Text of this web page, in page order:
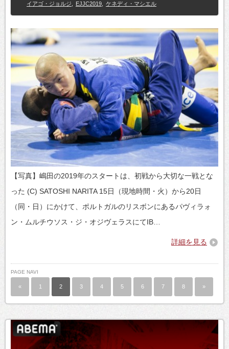
イアゴ・ジョルジ
EJJC2019 ケネディ・マシエル
【写真】嶋田の2019年のスタートは、初戦から大切な一戦とな
った (C) SATOSHI NARITA 15日（現地時間・火）から20日
（同・日）にかけて、ポルトガルのリスボンにあるパヴィラォ
ン・ムルチウソス・ジ・オジヴェラスにてIB…
詳細を見る
PAGE NAVI
« 1 2 3 4 5 6 7 8 »